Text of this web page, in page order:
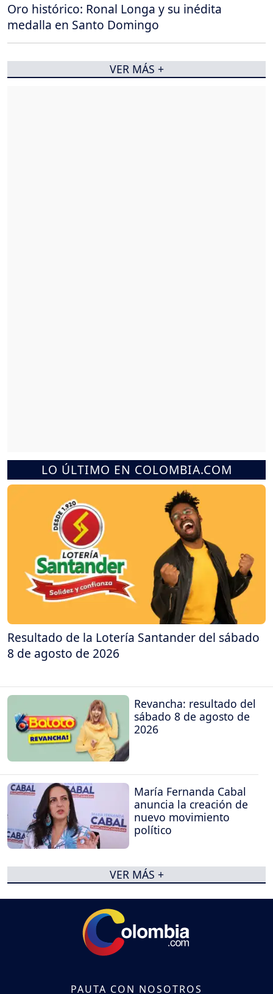
LO ÚLTIMO EN COLOMBIA.COM
Resultado de la Lotería Santander del sábado
8 de agosto de 2026
Revancha: resultado del
sábado 8 de agosto de
2026
María Fernanda Cabal
anuncia la creación de
nuevo movimiento
político
VER MÁS +
Oro histórico: Ronal Longa y su inédita
medalla en Santo Domingo
VER MÁS +
PAUTA CON NOSOTROS